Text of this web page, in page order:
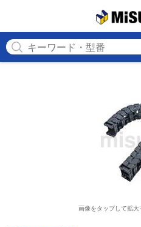
画像をタップして拡